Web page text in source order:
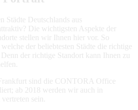
Städte Deutschlands aus
Die wichtigsten Aspekte der
stellen wir Ihnen hier vor. So
der beliebtesten Städte die richtige
der richtige Standort kann Ihnen zu
sind die CONTORA Office
ab 2018 werden wir auch in
sein.